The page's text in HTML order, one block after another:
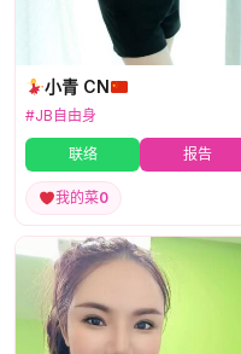
小青 CN
#JB自由身
联络 报告
我的菜0